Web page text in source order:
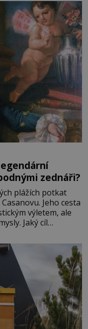
zednáři?
plážích potkat
Jeho cesta
výletem, ale
Jaký cíl
tamní
žádným nováčkem,